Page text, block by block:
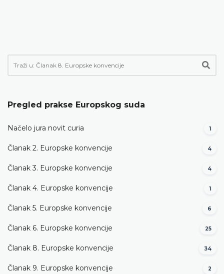
Pregled prakse Europskog suda
Načelo jura novit curia 1
Članak 2. Europske konvencije 4
Članak 3. Europske konvencije 4
Članak 4. Europske konvencije 1
Članak 5. Europske konvencije 6
Članak 6. Europske konvencije 25
Članak 8. Europske konvencije 34
Članak 9. Europske konvencije 2